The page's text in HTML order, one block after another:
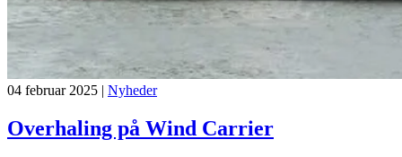
04 februar 2025 | Nyheder
Overhaling på Wind Carrier